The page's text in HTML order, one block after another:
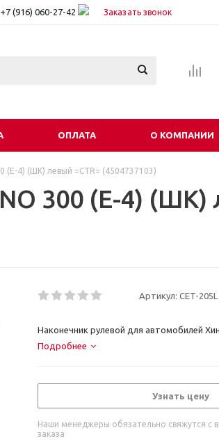
+7 (916) 060-27-42 Заказать звонок
ОПЛАТА О КОМПАНИИ
(E-4) (ШК) левый =CTR= (4504737103)
300 (E-4) (ШК)
Артикул: CET-205L
Наконечник рулевой для автомобилей
Подробнее
Узнать цену
Наши менеджеры обязательно свяжутся с
заказа